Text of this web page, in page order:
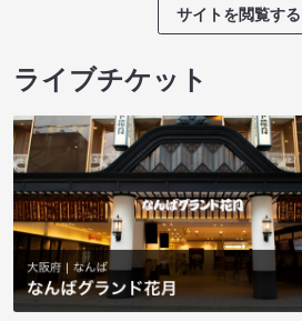
サイトを閲覧する
ライブチケット